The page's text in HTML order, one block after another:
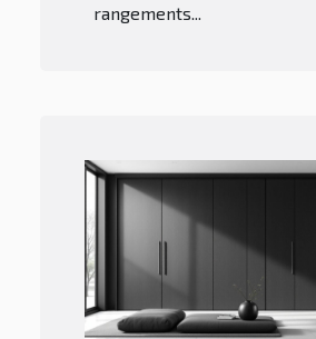
rangements...